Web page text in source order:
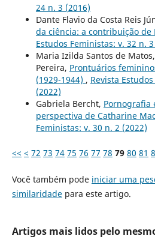
24 n. 3 (2016)
Dante Flavio da Costa Reis
da ciência: a contribuição de
Estudos Feministas: v. 32 n.
Maria Izilda Santos de
Pereira, Prontuários
(1929-1944) , Revista
(2022)
Gabriela Bercht, Pornografia
perspectiva de Catharine
Feministas: v. 30 n. 2 (2022)
<< < 72 73 74 75 76 77 78 79 80 81
Você também pode iniciar uma
similaridadepara este artigo.
Artigos mais lidos pelo